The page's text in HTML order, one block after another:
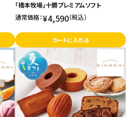
「橋本牧場」十勝プレミアムソフト
通常価格：¥4,590（税込）
カートに入れる